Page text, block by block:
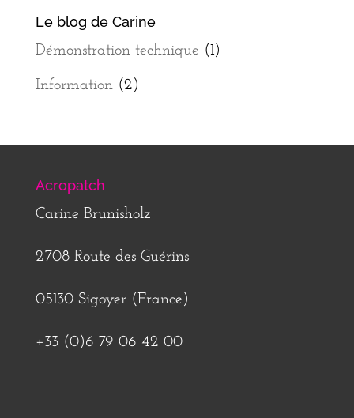
Le blog de Carine
Démonstration technique (1)
Information(2)
Acropatch
Carine Brunisholz
2708 Route des Guérins
05130 Sigoyer (France)
+33 (0)6 79 06 42 00